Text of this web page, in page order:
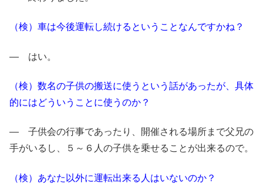
（検）車は今後運転し続けるということなんですかね？
― はい。
（検）数名の子供の搬送に使うという話があったが、具体
的にはどういうことに使うのか？
― 子供会の行事であったり、開催される場所まで父兄の
手がいるし、５～６人の子供を乗せることが出来るので。
（検）あなた以外に運転出来る人はいないのか？